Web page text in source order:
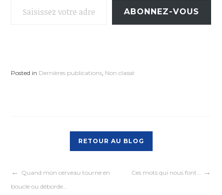
ABONNEZ-VOUS
Posted in Dernières publications Non classé
RETOUR AU BLOG
Navigation
Quand mon cerveau tourne en
boucle ou déborde…
Ces mots qui nous font…